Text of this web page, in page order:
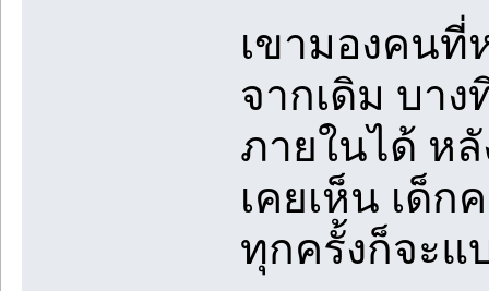
เขามองคนที่
จากเดิม บา
ภายในได้ ห
เคยเห็น เด็
ทุกครั้งก็จะแ